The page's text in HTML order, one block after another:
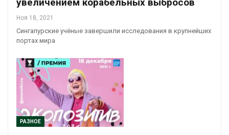
увеличением корабельных выбросов
Ноя 18, 2021
Сингапурские учёные завершили исследования в крупнейших
портах мира
РАЗНОЕ